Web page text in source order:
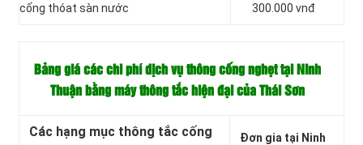
cống thóat sàn nước
300.000 vnđ
Bảng giá các chi phí dịch vụ thông cống nghẹt tại Ninh
Thuận bằng máy thông tắc hiện đại của Thái Sơn
Các hạng mục thông tắc cống
Đơn gia tại Ninh